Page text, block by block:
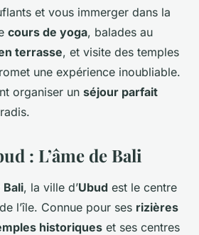
et vous immerger dans la
cours de yoga, balades au
terrasse, et visite des temples
une expérience inoubliable.
organiser un séjour parfait
: L’âme de Bali
Bali, la ville d’Ubud est le centre
l’île. Connue pour ses rizières
historiques et ses centres